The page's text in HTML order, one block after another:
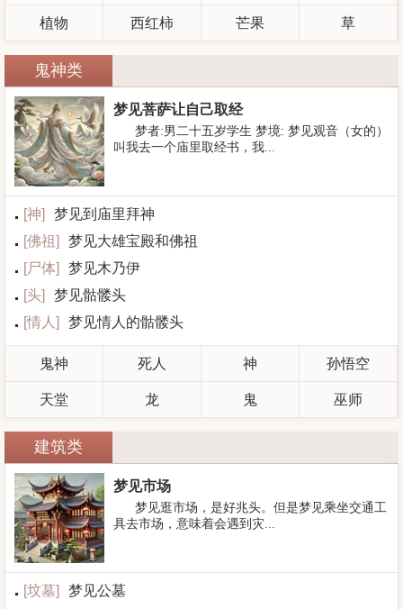
植物 西红柿 芒果 草
鬼神类
梦见菩萨让自己取经
梦者:男二十五岁学生 梦境: 梦见观音（女的）
叫我去一个庙里取经书，我...
[神]
梦见到庙里拜神
[佛祖]
梦见大雄宝殿和佛祖
[尸体]
梦见木乃伊
[头]
梦见骷髅头
[情人 ] 梦见情人的骷髅头
鬼神 死人 神 孙悟空
天堂 龙 鬼 巫师
建筑类
梦见市场
梦见逛市场，是好兆头。但是梦见乘坐交通工
具去市场，意味着会遇到灾...
[坟墓]
梦见公墓